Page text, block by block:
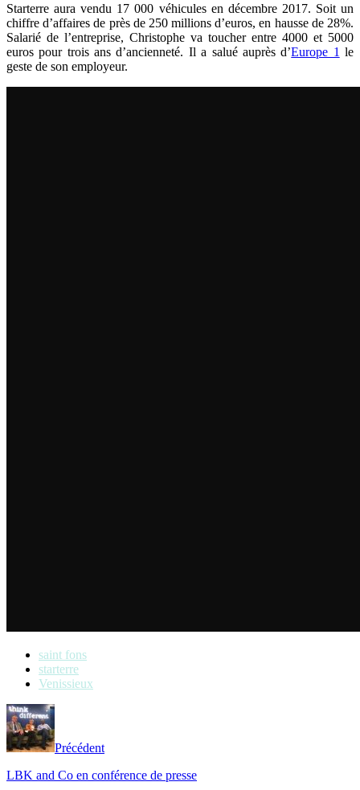
Starterre aura vendu 17 000 véhicules en décembre 2017. Soit un
chiffre d’affaires de près de 250 millions d’euros, en hausse de 28%.
Salarié de l’entreprise, Christophe va toucher entre 4000 et 5000
euros pour trois ans d’ancienneté. Il a salué auprès d’Europe 1 le
geste de son employeur.
saint fons
starterre
Venissieux
Précédent
LBK and Co en conférence de presse